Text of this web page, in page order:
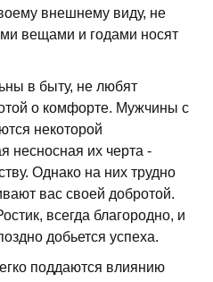
внешнему виду, не
вещами и годами носят
в быту, не любят
о комфорте. Мужчины с
некоторой
несносная их черта -
Однако на них трудно
вас своей добротой.
всегда благородно, и
добьется успеха.
поддаются влиянию